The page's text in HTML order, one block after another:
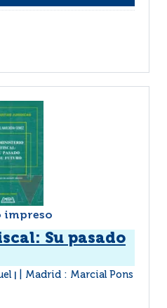
impreso
Su pasado
Madrid : Marcial Pons